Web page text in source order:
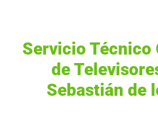
Servicio Técnico
de
Sebastián de